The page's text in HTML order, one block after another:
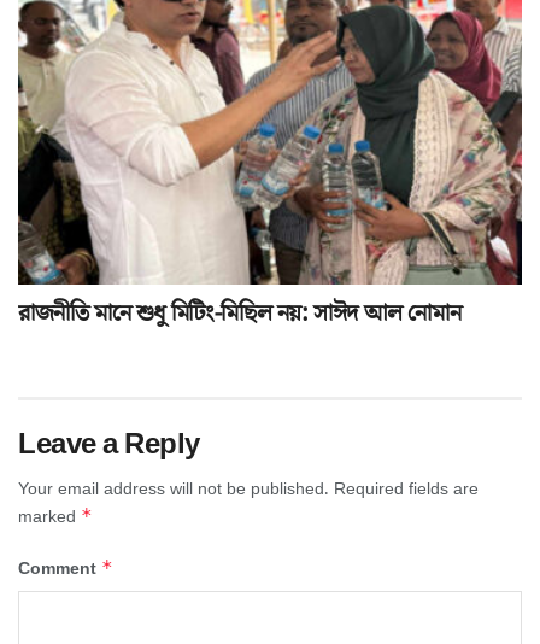
রাজনীতি মানে শুধু মিটিং-মিছিল নয়: সাঈদ আল নোমান
Leave a Reply
Your email address will not be published. Required fields are
marked *
Comment *